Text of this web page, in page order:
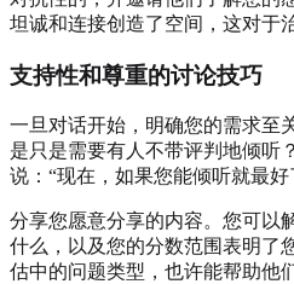
坦诚和连接创造了空间，这对于
支持性和尊重的讨论技巧
一旦对话开始，明确您的需求至
是只是需要有人不带评判地倾听
说：“现在，如果您能倾听就最好
分享您愿意分享的内容。您可以
什么，以及您的分数范围表明了
估中的问题类型，也许能帮助他